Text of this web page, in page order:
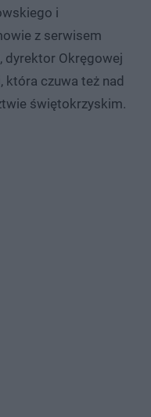
i
z serwisem
dyrektor Okręgowej
która czuwa też nad
świętokrzyskim.